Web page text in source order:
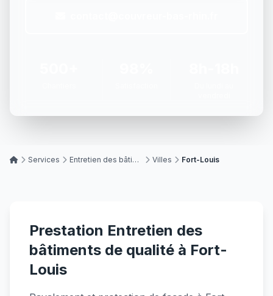
Services Entretien des bâtiments Villes Fort-Louis
Prestation Entretien des
bâtiments de qualité à Fort-
Louis